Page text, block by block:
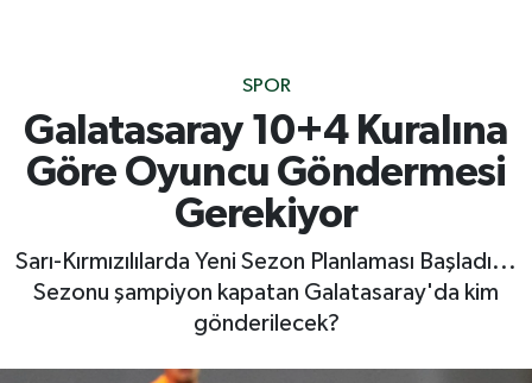
SPOR
Galatasaray 10+4 Kuralına
Göre Oyuncu Göndermesi
Gerekiyor
Sarı-Kırmızılılarda Yeni Sezon Planlaması Başladı...
Sezonu şampiyon kapatan Galatasaray'da kim
gönderilecek?